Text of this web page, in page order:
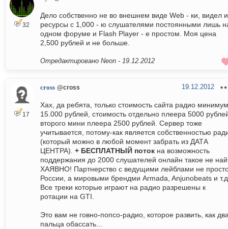
32
Дело собственно не во внешнем виде Web - ки, видел и
ресурсы с 1,000 - ю слушателями постоянными лишь
одном форуме и Flash Player - е простом. Моя цена
2,500 рублей и не больше.
Отредактировано Neon - 19.12.2012
17
cross @cross 19.12.2012
Хах, да ребята, только стоимость сайта радио минимум
15.000 рублей, стоимость отдельно плеера 5000
второго мини плеера 2500 рублей. Сервер тоже
учитывается, потому-как является собственностью
(который можно в любой момент забрать из ДАТА
ЦЕНТРА). + БЕСПЛАТНЫЙ поток на возможность
поддержания до 2000 слушателей онлайн такое не
ХАЯВНО! Партнерство с ведущими лейблами не
России, а мировыми брендми Armada, Anjunobeats и
Все треки которые играют на радио разрешены к
ротации на GTI.
Это вам не говно-попсо-радио, которое развить, как
пальца обассать...